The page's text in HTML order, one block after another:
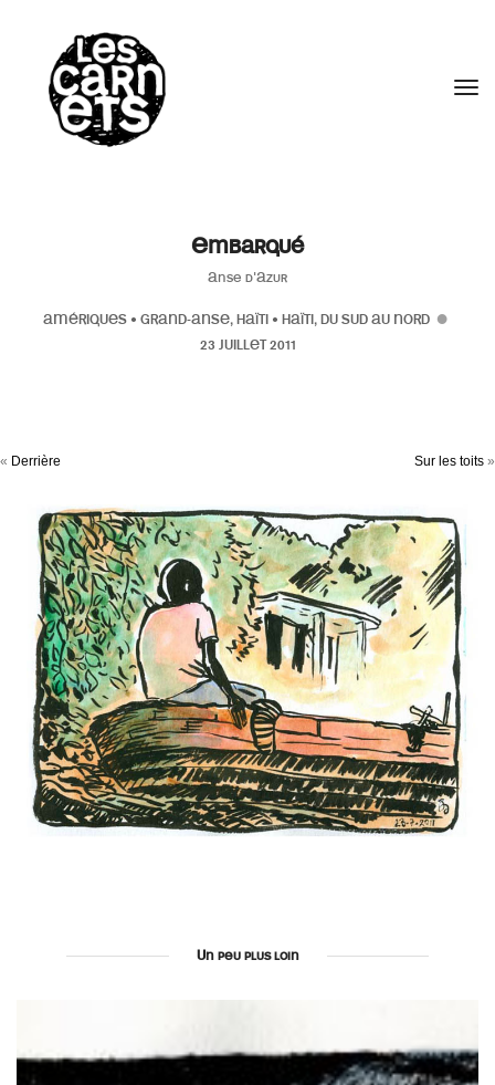
Embarqué
Anse d'Azur
AMÉRIQUES • GRAND-ANSE, HAÏTI • HAÏTI, DU SUD AU NORD
23 JUILLET 2011
« Derrière Sur les toits »
Un peu plus loin